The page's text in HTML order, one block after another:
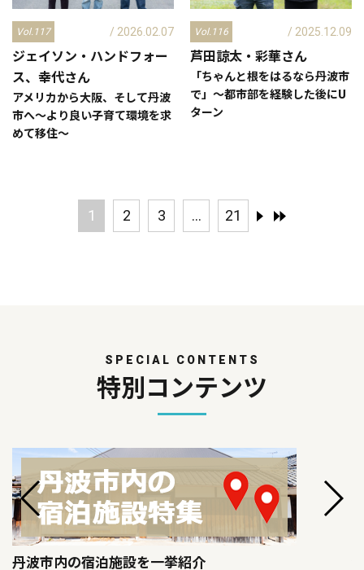
Vol.117
ジェイソン・ハンドフォー
ス、幸代さん
/ 2026.02.07
アメリカから大阪、そして丹波
市へ～より良い子育て環境を求
めて移住～
Vol.116
芦田諒太・彩華さん
/ 2025.12.09
「ちゃんと根をはるなら丹波市
で」～都市部を経験した後にU
ターン
1 2 3 ... 21
SPECIAL CONTENTS
特別コンテンツ
丹波市内の宿泊施設を一挙紹介